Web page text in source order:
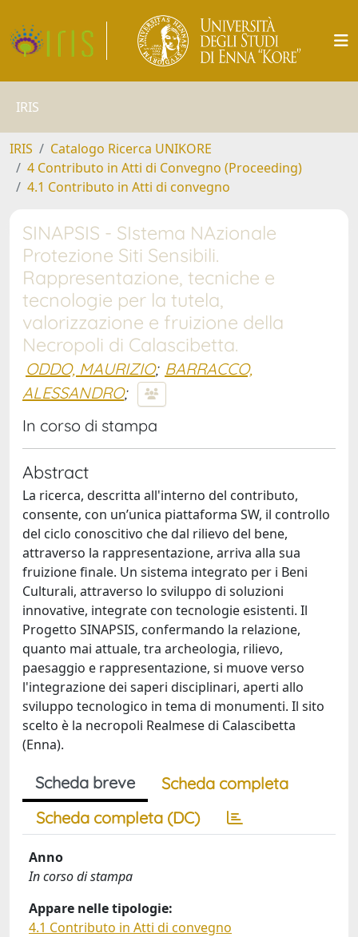
IRIS
IRIS
Catalogo Ricerca UNIKORE
4 Contributo in Atti di Convegno (Proceeding)
4.1 Contributo in Atti di convegno
SINAPSIS - SIstema NAzionale
Protezione Siti Sensibili.
Rappresentazione, tecniche e
tecnologie per la tutela,
valorizzazione e fruizione della
Necropoli di Calascibetta.
ODDO, MAURIZIO; BARRACCO,
ALESSANDRO;
In corso di stampa
Abstract
La ricerca, descritta all'interno del contributo,
consente, con un’unica piattaforma SW, il controllo
del ciclo conoscitivo che dal rilievo del bene,
attraverso la rappresentazione, arriva alla sua
fruizione finale. Un sistema integrato per i Beni
Culturali, attraverso lo sviluppo di soluzioni
innovative, integrate con tecnologie esistenti. Il
Progetto SINAPSIS, confermando la relazione,
quanto mai attuale, tra archeologia, rilievo,
paesaggio e rappresentazione, si muove verso
l'integrazione dei saperi disciplinari, aperti allo
sviluppo tecnologico in tema di monumenti. Il sito
scelto è la necropoli Realmese di Calascibetta
(Enna).
Scheda breve
Scheda completa
Scheda completa (DC)
Anno
In corso di stampa
Appare nelle tipologie:
4.1 Contributo in Atti di convegno